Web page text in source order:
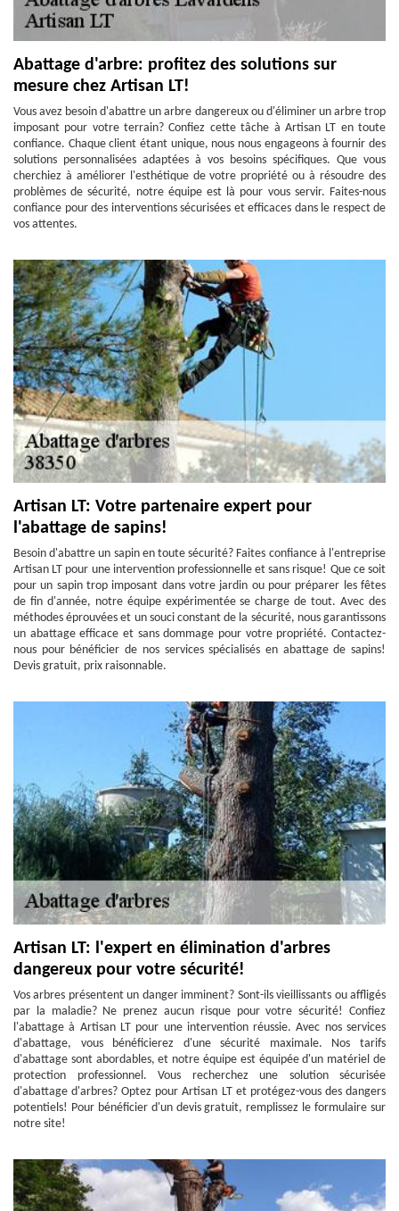
Abattage d'arbre: profitez des solutions sur
mesure chez Artisan LT!
Vous avez besoin d'abattre un arbre dangereux ou d'éliminer un arbre trop
imposant pour votre terrain? Confiez cette tâche à Artisan LT en toute
confiance. Chaque client étant unique, nous nous engageons à fournir des
solutions personnalisées adaptées à vos besoins spécifiques. Que vous
cherchiez à améliorer l'esthétique de votre propriété ou à résoudre des
problèmes de sécurité, notre équipe est là pour vous servir. Faites-nous
confiance pour des interventions sécurisées et efficaces dans le respect de
vos attentes.
Artisan LT: Votre partenaire expert pour
l'abattage de sapins!
Besoin d'abattre un sapin en toute sécurité? Faites confiance à l'entreprise
Artisan LT pour une intervention professionnelle et sans risque! Que ce soit
pour un sapin trop imposant dans votre jardin ou pour préparer les fêtes
de fin d'année, notre équipe expérimentée se charge de tout. Avec des
méthodes éprouvées et un souci constant de la sécurité, nous garantissons
un abattage efficace et sans dommage pour votre propriété. Contactez-
nous pour bénéficier de nos services spécialisés en abattage de sapins!
Devis gratuit, prix raisonnable.
Artisan LT: l'expert en élimination d'arbres
dangereux pour votre sécurité!
Vos arbres présentent un danger imminent? Sont-ils vieillissants ou affligés
par la maladie? Ne prenez aucun risque pour votre sécurité! Confiez
l'abattage à Artisan LT pour une intervention réussie. Avec nos services
d'abattage, vous bénéficierez d'une sécurité maximale. Nos tarifs
d'abattage sont abordables, et notre équipe est équipée d'un matériel de
protection professionnel. Vous recherchez une solution sécurisée
d'abattage d'arbres? Optez pour Artisan LT et protégez-vous des dangers
potentiels! Pour bénéficier d'un devis gratuit, remplissez le formulaire sur
notre site!